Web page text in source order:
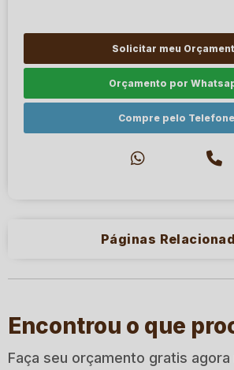
Solicitar meu
Orçamento por
Compre pelo Telefone
Páginas
Encontrou o que
Faça seu orçamento gratis agora